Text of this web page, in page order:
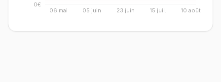
06 mai 05 juin 23 juin 15 juil. 10 août
0€